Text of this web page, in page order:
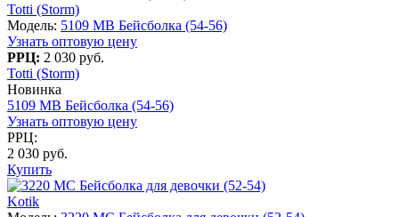
Totti (Storm)
Модель: 5109 МВ Бейсболка (54-56)
Узнать оптовую цену
РРЦ: 2 030 руб.
Totti (Storm)
Новинка
5109 МВ Бейсболка (54-56)
Узнать оптовую цену
РРЦ:
2 030 руб.
Купить
Kotik